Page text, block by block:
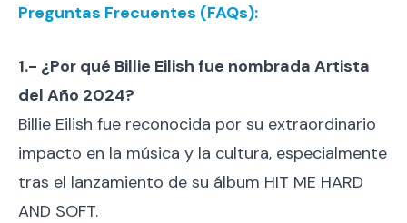
Preguntas Frecuentes (FAQs):
1.- ¿Por qué Billie Eilish fue nombrada Artista
del Año 2024?
Billie Eilish fue reconocida por su extraordinario
impacto en la música y la cultura, especialmente
tras el lanzamiento de su álbum HIT ME HARD
AND SOFT.